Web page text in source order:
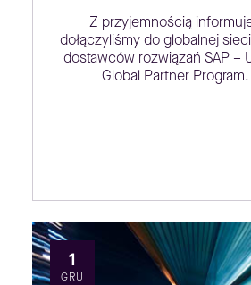
Z przyjemnością
dołączyliśmy do globalnej
dostawców rozwiązań SAP –
Global Partner
1
GRU